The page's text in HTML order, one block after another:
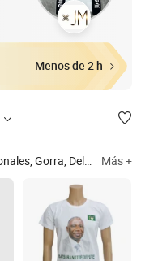
Menos de 2 h
Camiseta, Camisa Polo, Artículos Promocionales, Gorra, Delantal, Chaqueta, Bufanda, Camiseta Sin Mangas, Toalla, Sombrero Más +